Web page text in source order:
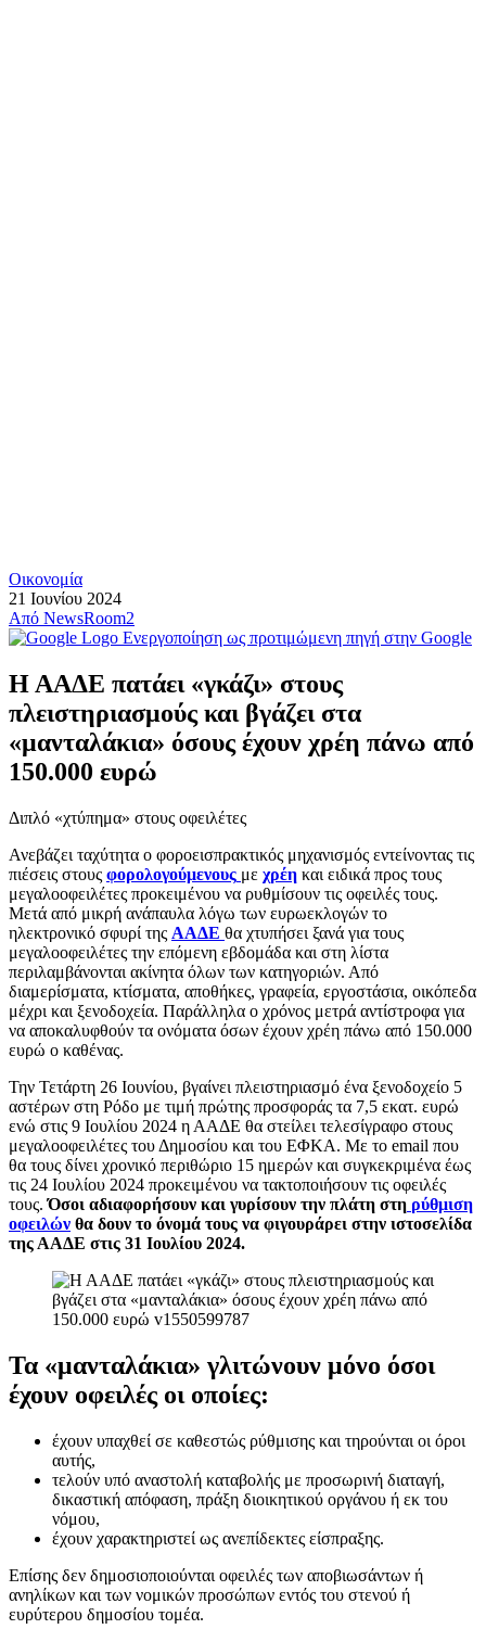
Οικονομία
21 Ιουνίου 2024
Από NewsRoom2
Ενεργοποίηση ως προτιμώμενη πηγή στην Google
Η ΑΑΔΕ πατάει «γκάζι» στους
πλειστηριασμούς και βγάζει στα
«μανταλάκια» όσους έχουν χρέη πάνω από
150.000 ευρώ
Διπλό «χτύπημα» στους οφειλέτες
Ανεβάζει ταχύτητα ο φοροεισπρακτικός μηχανισμός εντείνοντας τις
πιέσεις στους φορολογούμενους με χρέη και ειδικά προς τους
μεγαλοοφειλέτες προκειμένου να ρυθμίσουν τις οφειλές τους.
Μετά από μικρή ανάπαυλα λόγω των ευρωεκλογών το
ηλεκτρονικό σφυρί της ΑΑΔΕ θα χτυπήσει ξανά για τους
μεγαλοοφειλέτες την επόμενη εβδομάδα και στη λίστα
περιλαμβάνονται ακίνητα όλων των κατηγοριών. Από
διαμερίσματα, κτίσματα, αποθήκες, γραφεία, εργοστάσια, οικόπεδα
μέχρι και ξενοδοχεία. Παράλληλα ο χρόνος μετρά αντίστροφα για
να αποκαλυφθούν τα ονόματα όσων έχουν χρέη πάνω από 150.000
ευρώ ο καθένας.
Την Τετάρτη 26 Ιουνίου, βγαίνει πλειστηριασμό ένα ξενοδοχείο 5
αστέρων στη Ρόδο με τιμή πρώτης προσφοράς τα 7,5 εκατ. ευρώ
ενώ στις 9 Ιουλίου 2024 η ΑΑΔΕ θα στείλει τελεσίγραφο στους
μεγαλοοφειλέτες του Δημοσίου και του ΕΦΚΑ. Με το email που
θα τους δίνει χρονικό περιθώριο 15 ημερών και συγκεκριμένα έως
τις 24 Ιουλίου 2024 προκειμένου να τακτοποιήσουν τις οφειλές
τους.Όσοι αδιαφορήσουν και γυρίσουν την πλάτη στη ρύθμιση
οφειλών θα δουν το όνομά τους να φιγουράρει στην ιστοσελίδα
της ΑΑΔΕ στις 31 Ιουλίου 2024.
Τα «μανταλάκια» γλιτώνουν μόνο όσοι
έχουν οφειλές οι οποίες:
έχουν υπαχθεί σε καθεστώς ρύθμισης και τηρούνται οι όροι
αυτής,
τελούν υπό αναστολή καταβολής με προσωρινή διαταγή,
δικαστική απόφαση, πράξη διοικητικού οργάνου ή εκ του
νόμου,
έχουν χαρακτηριστεί ως ανεπίδεκτες είσπραξης.
Επίσης δεν δημοσιοποιούνται οφειλές των αποβιωσάντων ή
ανηλίκων και των νομικών προσώπων εντός του στενού ή
ευρύτερου δημοσίου τομέα.